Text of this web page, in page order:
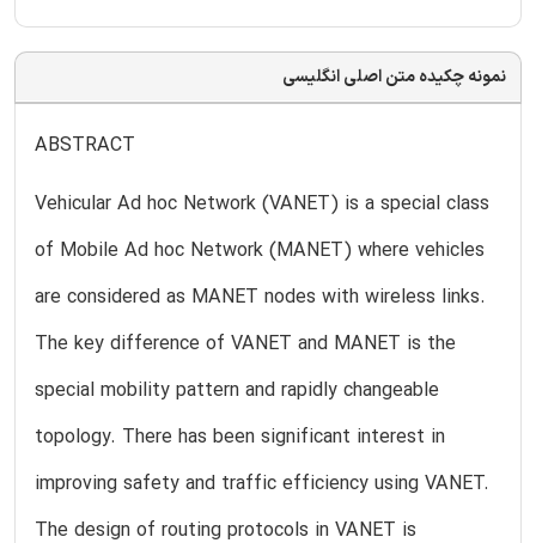
نمونه چکیده متن اصلی انگلیسی
ABSTRACT
Vehicular Ad hoc Network (VANET) is a special class
of Mobile Ad hoc Network (MANET) where vehicles
are considered as MANET nodes with wireless links.
The key difference of VANET and MANET is the
special mobility pattern and rapidly changeable
topology. There has been significant interest in
improving safety and traffic efficiency using VANET.
The design of routing protocols in VANET is